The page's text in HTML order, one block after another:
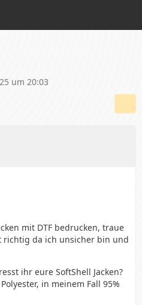
um 20:03
mit DTF bedrucken, traue
richtig da ich unsicher bin und
ihr eure SoftShell Jacken?
in meinem Fall 95%